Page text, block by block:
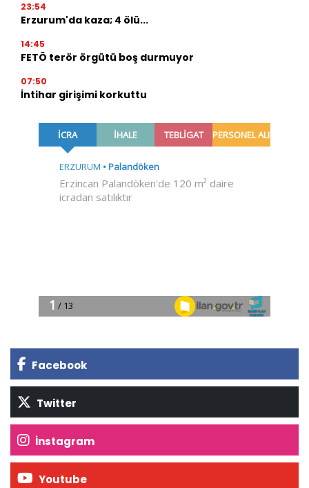
23:54
Erzurum'da kaza; 4 ölü...
14:45
FETÖ terör örgütü boş durmuyor
07:50
İntihar girişimi korkuttu
Facebook
Twitter
İnstagram
Youtube